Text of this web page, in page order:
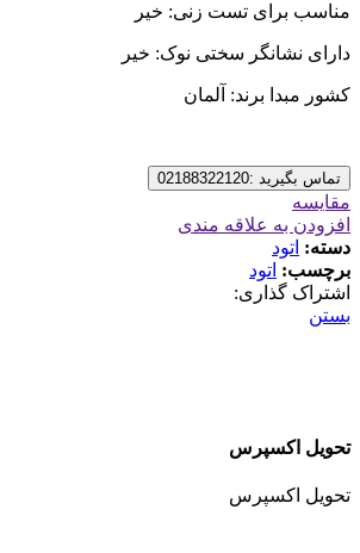
مناسب برای تست زنی: خیر
دارای نشانگر سختی نوک: خیر
کشور مبدا برند: آلمان
تماس بگیرید :02188322120
مقایسه
افزودن به علاقه مندی
دسته: اتود
برچسب: اتود
اشتراک گذاری:
بستن
تحویل اکسپرس
تحویل اکسپرس